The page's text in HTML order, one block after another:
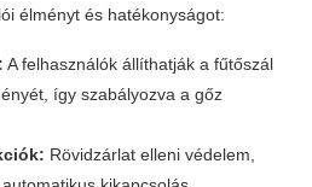
élményt és hatékonyságot:
A felhasználók állíthatják a fűtőszál
így szabályozva a gőz
Rövidzárlat elleni védelem,